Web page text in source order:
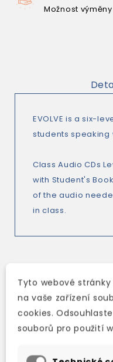
Možnost
EVOLVE is a six-
students speaking
Class Audio CDs
with Student's
of the audio
in class.
TAKÉ
Tyto webové
na vaše zařízení
cookies.
souborů pro použití